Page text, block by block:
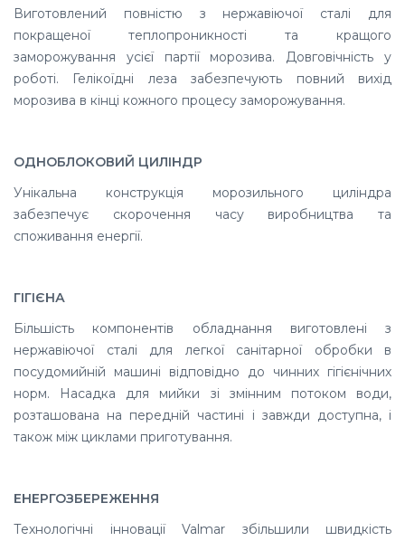
Виготовлений повністю з нержавіючої сталі для
покращеної теплопроникності та кращого
заморожування усієї партії морозива. Довговічність у
роботі. Гелікоїдні леза забезпечують повний вихід
морозива в кінці кожного процесу заморожування.
ОДНОБЛОКОВИЙ ЦИЛІНДР
Унікальна конструкція морозильного циліндра
забезпечує скорочення часу виробництва та
споживання енергії.
ГІГІЄНА
Більшість компонентів обладнання виготовлені з
нержавіючої сталі для легкої санітарної обробки в
посудомийній машині відповідно до чинних гігієнічних
норм. Насадка для мийки зі змінним потоком води,
розташована на передній частині і завжди доступна, і
також між циклами приготування.
ЕНЕРГОЗБЕРЕЖЕННЯ
Технологічні інновації Valmar збільшили швидкість